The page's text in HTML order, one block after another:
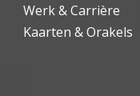
Werk & Carrière
Kaarten & Orakels